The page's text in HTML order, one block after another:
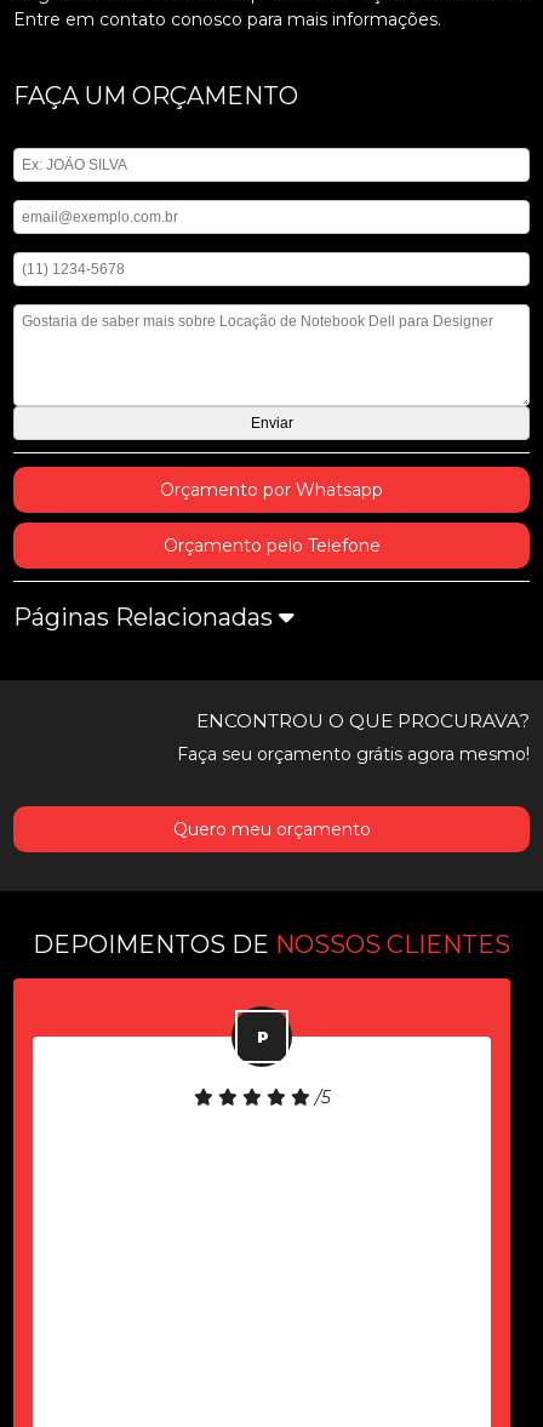
Entre em contato conosco para mais informações.
FAÇA UM ORÇAMENTO
Orçamento por Whatsapp
Orçamento pelo Telefone
Páginas Relacionadas
ENCONTROU O QUE PROCURAVA?
Faça seu orçamento grátis agora mesmo!
Quero meu orçamento
DEPOIMENTOS DE NOSSOS CLIENTES
/5